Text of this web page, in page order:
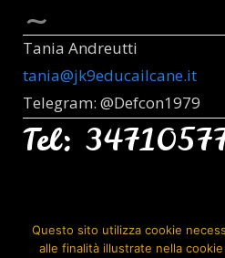
Tania Andreutti
tania@jk9educailcane.it
Telegram: @Defcon1979
Tel:
Seguimi
Questo sito utilizza cookie
alle finalità illustrate nella